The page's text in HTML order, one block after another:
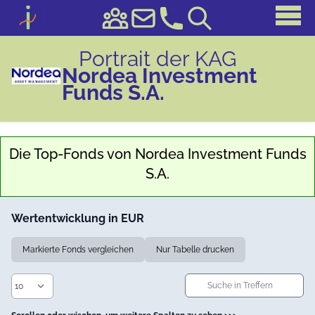
Portrait der KAG
Nordea Investment
Funds S.A.
Die Top-Fonds von Nordea Investment Funds
S.A.
Wertentwicklung in EUR
Markierte Fonds vergleichen Nur Tabelle drucken